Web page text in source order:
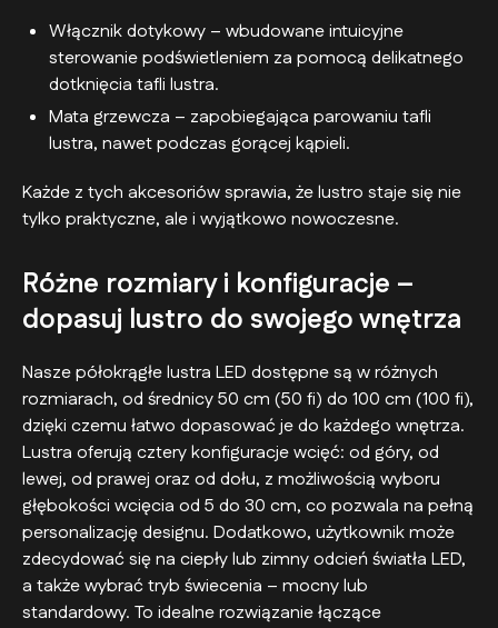
Włącznik dotykowy – wbudowane intuicyjne
sterowanie podświetleniem za pomocą delikatnego
dotknięcia tafli lustra.
Mata grzewcza – zapobiegająca parowaniu tafli
lustra, nawet podczas gorącej kąpieli.
Każde z tych akcesoriów sprawia, że lustro staje się nie
tylko praktyczne, ale i wyjątkowo nowoczesne.
Różne rozmiary i konfiguracje –
dopasuj lustro do swojego wnętrza
Nasze półokrągłe lustra LED dostępne są w różnych
rozmiarach, od średnicy 50 cm (50 fi) do 100 cm (100 fi),
dzięki czemu łatwo dopasować je do każdego wnętrza.
Lustra oferują cztery konfiguracje wcięć: od góry, od
lewej, od prawej oraz od dołu, z możliwością wyboru
głębokości wcięcia od 5 do 30 cm, co pozwala na pełną
personalizację designu. Dodatkowo, użytkownik może
zdecydować się na ciepły lub zimny odcień światła LED,
a także wybrać tryb świecenia – mocny lub
standardowy. To idealne rozwiązanie łączące